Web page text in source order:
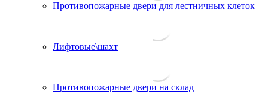
Противопожарные двери для лестничных клеток
Лифтовые\шахт
Противопожарные двери на склад